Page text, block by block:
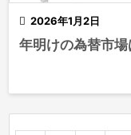
 2026年1月2日
年明けの為替市